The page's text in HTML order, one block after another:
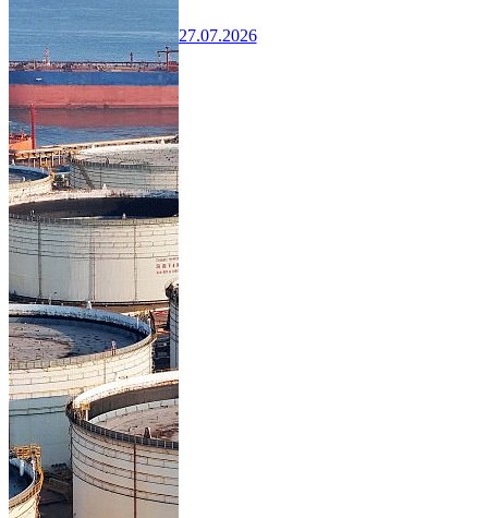
27.07.2026